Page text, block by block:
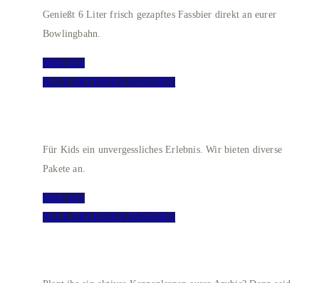
Genießt 6 Liter frisch gezapftes Fassbier direkt an eurer
Bowlingbahn.
Mehr info
ALLE AKTIONEN ANSEHEN
Für Kids ein unvergessliches Erlebnis. Wir bieten diverse
Pakete an.
Mehr info
ALLE AKTIONEN ANSEHEN